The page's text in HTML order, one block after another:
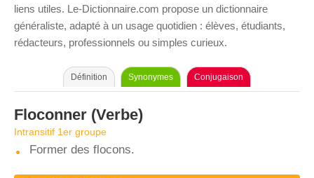
liens utiles. Le-Dictionnaire.com propose un dictionnaire
généraliste, adapté à un usage quotidien : élèves, étudiants,
rédacteurs, professionnels ou simples curieux.
Définition Synonymes Conjugaison
Floconner (Verbe)
Intransitif 1er groupe
Former des flocons.